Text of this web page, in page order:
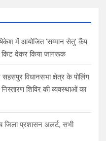
में आयोजित ‘सम्मान सेतु’ कैंप
किट देकर किया जागरूक
सहसपुर विधानसभा क्षेत्र के पोलिंग
शिविर की व्यवस्थाओं का
जिला प्रशासन अलर्ट, सभी